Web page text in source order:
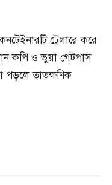
ট্রেলারে করে
কপি ও ভুয়া গেটপাস
পড়লে তাত্ক্ষণিক